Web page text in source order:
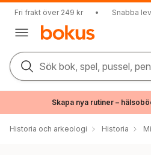
Fri frakt över 249 kr • Snabba
Sök bok, spel, pussel,
Skapa nya rutiner –
Historia och arkeologi Historia